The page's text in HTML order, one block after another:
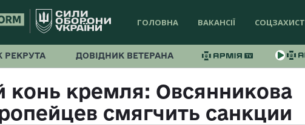
ГОЛОВНА ВАКАНСІЇ СОЦЗАХИСТ
РЕКРУТА ДОВІДНИК ВЕТЕРАНА
конь кремля: Овсянникова
смягчить санкции